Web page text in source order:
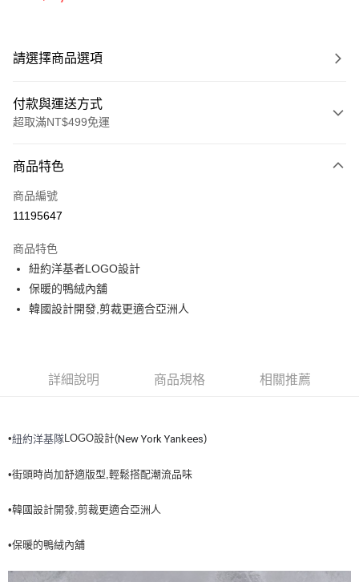
請選擇商品選項
付款與運送方式
超取滿NT$499免運
信用卡一次付款
超商取貨付款
Apple Pay
街口支付
全家取貨付款<未取貨列黑名單/不支援離島取退>
全家取貨<不支援離島取退>
每筆NT$60，滿NT$499(含以上)免運費
7-11取貨<不支援離島取退>
商品特色
商品編號
11195647
商品特色
紐約洋基者LOGO設計
保暖的鴨絨內舖
韓國設計開發,剪裁更適合亞洲人
詳細說明 商品規格 相關推薦
•紐約洋基隊LOGO設計(New York Yankees)
•街頭時尚加舒適版型,輕鬆搭配潮流品味
•韓國設計開發,剪裁更適合亞洲人
•保暖的鴨絨內舖